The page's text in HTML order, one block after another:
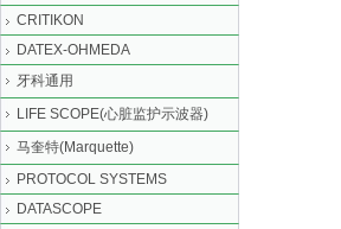
CRITIKON
DATEX-OHMEDA
牙科通用
LIFE SCOPE(心脏监护示波器)
马奎特(Marquette)
PROTOCOL SYSTEMS
DATASCOPE